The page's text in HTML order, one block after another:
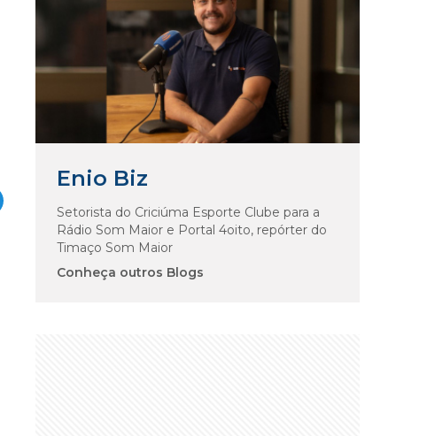
Enio Biz
Setorista do Criciúma Esporte Clube para a
Rádio Som Maior e Portal 4oito, repórter do
Timaço Som Maior
Conheça outros Blogs